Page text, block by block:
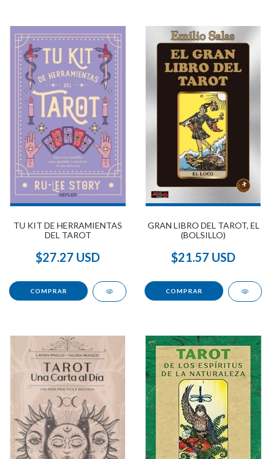
TU KIT DE HERRAMIENTAS
DEL TAROT
$27.27 USD
GRAN LIBRO DEL TAROT, EL
(BOLSILLO)
$21.57 USD